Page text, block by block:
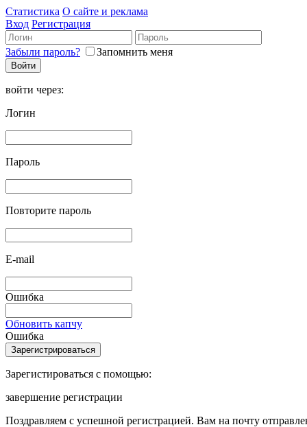
Статистика О сайте и реклама
Вход Регистрация
Забыли пароль? Запомнить меня
войти через:
Логин
Пароль
Повторите пароль
E-mail
Ошибка
Обновить капчу
Ошибка
Зарегистироваться с помощью:
завершение регистрации
Поздравляем с успешной регистрацией. Вам на почту